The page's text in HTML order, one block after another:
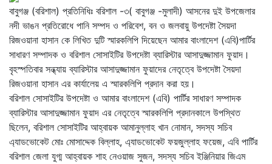
বাবুগঞ্জ (বরিশাল) প্রতিনিধিঃ বরিশাল -৩( বাবুগঞ্জ -মুলাদী) আসনের দুই উপজেলার
নদী ভাঙন প্রতিরোধে পানি সম্পদ ও পরিবেশ, বন ও জলবায়ু উপদেষ্টা সৈয়দা
রিজওয়ানা হাসান কে লিখিত দুটি স্মারকলিপি দিয়েছেন আমার বাংলাদেশ (এবি)পার্টির
সাধারণ সম্পাদক ও বরিশাল সোসাইটির উপদেষ্টা ব্যারিস্টার আসাদুজ্জামান ফুয়াদ।
বৃহস্পতিবার সন্ধ্যায় ব্যারিস্টার আসাদুজ্জামান ফুয়াদের নেতৃত্বে উপদেষ্টা সৈয়দা
রিজওয়ানা হাসান এর কার্যালেয় এ স্মারকলিপি প্রদান করা হয়।
বরিশাল সোসাইটির উপদেষ্টা ও আমার বাংলাদেশ (এবি) পার্টির সাধারণ সম্পাদক
ব্যারিস্টার আসাদুজ্জামান ফুয়াদ এর নেতৃত্বে স্মারকলিপি প্রদানকালে উপস্থিত
ছিলেন, বরিশাল সোসাইটির আহ্বায়ক আমানুল্লাহ খান নোমান, সদস্য সচিব
এ্যাডভোকেট মোঃ মোসাদ্দেক বিল্লাহ, এ্যাডভোকেট ফয়জুল্লাহ ফয়েজ, এবি পার্টির
বরিশাল জেলা যুগ্ম আহ্বায়ক শাহ নেওয়াজ সুজন, সদস্য সচিব ইঞ্জিনিয়ার জিএম